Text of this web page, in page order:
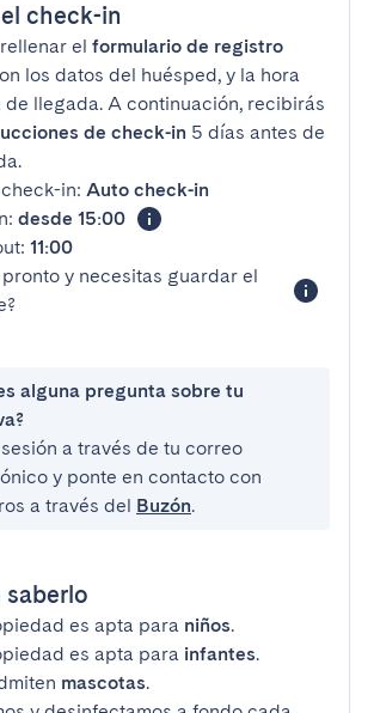
check-in
el formulario de registro
los datos del huésped, y la hora
de llegada. A continuación, recibirás
de check-in 5 días antes de
in: Auto check-in
desde 15:00
11:00
pronto y necesitas guardar el
alguna pregunta sobre tu
a través de tu correo
y ponte en contacto con
a través del Buzón.
saberlo
es apta para niños.
es apta para infantes.
mascotas.